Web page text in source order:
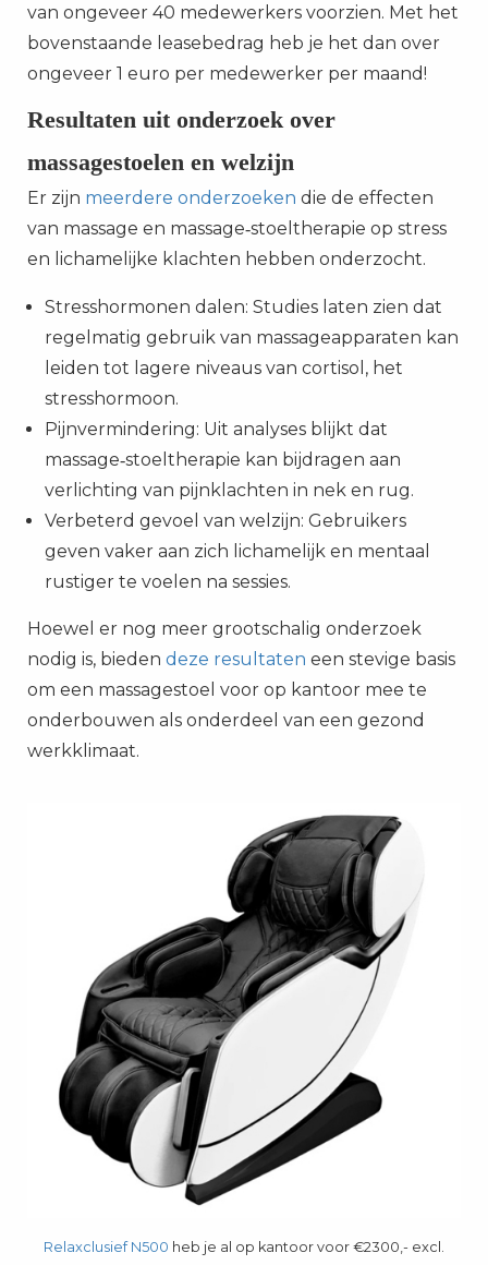
van ongeveer 40 medewerkers voorzien. Met het
bovenstaande leasebedrag heb je het dan over
ongeveer 1 euro per medewerker per maand!
Resultaten uit onderzoek over
massagestoelen en welzijn
Er zijn meerdere onderzoeken die de effecten
van massage en massage‑stoeltherapie op stress
en lichamelijke klachten hebben onderzocht.
Stresshormonen dalen: Studies laten zien dat
regelmatig gebruik van massageapparaten kan
leiden tot lagere niveaus van cortisol, het
stresshormoon.
Pijnvermindering: Uit analyses blijkt dat
massage‑stoeltherapie kan bijdragen aan
verlichting van pijnklachten in nek en rug.
Verbeterd gevoel van welzijn: Gebruikers
geven vaker aan zich lichamelijk en mentaal
rustiger te voelen na sessies.
Hoewel er nog meer grootschalig onderzoek
nodig is, bieden deze resultaten een stevige basis
om een massagestoel voor op kantoor mee te
onderbouwen als onderdeel van een gezond
werkklimaat.
Relaxclusief N500 heb je al op kantoor voor €2300,- excl.